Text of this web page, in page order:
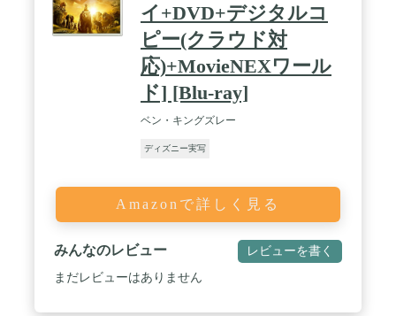
イ+DVD+デジタルコ
ピー(クラウド対
応)+MovieNEXワール
ド] [Blu-ray]
ベン・キングズレー
ディズニー実写
Amazonで詳しく見る
みんなのレビュー レビューを書く
まだレビューはありません